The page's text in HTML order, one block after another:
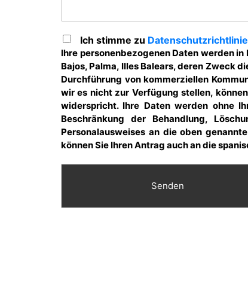
Ich stimme zu Datenschutzrichtlinie
Ihre personenbezogenen Daten werden
Bajos, Palma, Illes Balears, deren Zweck
Durchführung von kommerziellen
wir es nicht zur Verfügung stellen,
widerspricht. Ihre Daten werden ohne
Beschränkung der Behandlung,
Personalausweises an die oben
können Sie Ihren Antrag auch an die
Senden